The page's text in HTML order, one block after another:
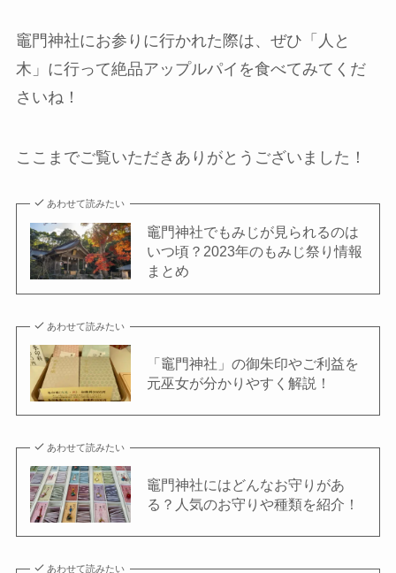
竈門神社にお参りに行かれた際は、ぜひ「人と
木」に行って絶品アップルパイを食べてみてくだ
さいね！
ここまでご覧いただきありがとうございました！
あわせて読みたい
竈⾨神社でもみじが⾒られるのは
いつ頃？2023年のもみじ祭り情報
まとめ
あわせて読みたい
「竈⾨神社」の御朱印やご利益を
元巫女が分かりやすく解説！
あわせて読みたい
竈⾨神社にはどんなお守りがあ
る？⼈気のお守りや種類を紹介！
あわせて読みたい